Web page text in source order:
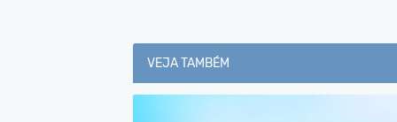
VEJA TAMBÉM